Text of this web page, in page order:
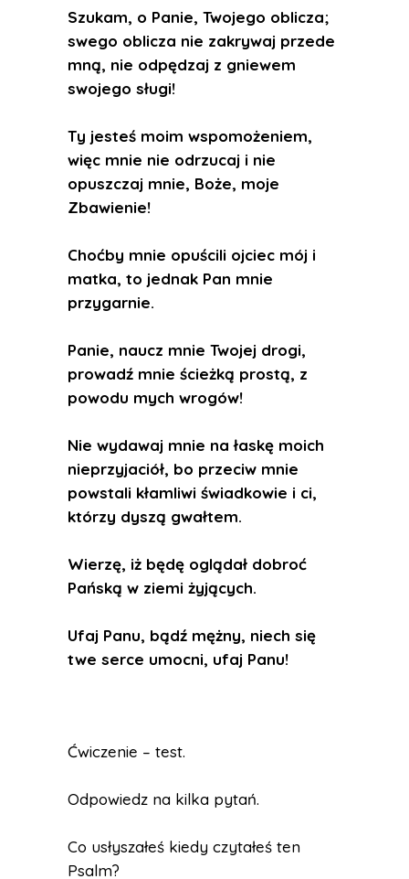
Szukam, o Panie, Twojego oblicza;
swego oblicza nie zakrywaj przede
mną, nie odpędzaj z gniewem
swojego sługi!
Ty jesteś moim wspomożeniem,
więc mnie nie odrzucaj i nie
opuszczaj mnie, Boże, moje
Zbawienie!
Choćby mnie opuścili ojciec mój i
matka, to jednak Pan mnie
przygarnie.
Panie, naucz mnie Twojej drogi,
prowadź mnie ścieżką prostą, z
powodu mych wrogów!
Nie wydawaj mnie na łaskę moich
nieprzyjaciół, bo przeciw mnie
powstali kłamliwi świadkowie i ci,
którzy dyszą gwałtem.
Wierzę, iż będę oglądał dobroć
Pańską w ziemi żyjących.
Ufaj Panu, bądź mężny, niech się
twe serce umocni, ufaj Panu!
Ćwiczenie – test.
Odpowiedz na kilka pytań.
Co usłyszałeś kiedy czytałeś ten
Psalm?